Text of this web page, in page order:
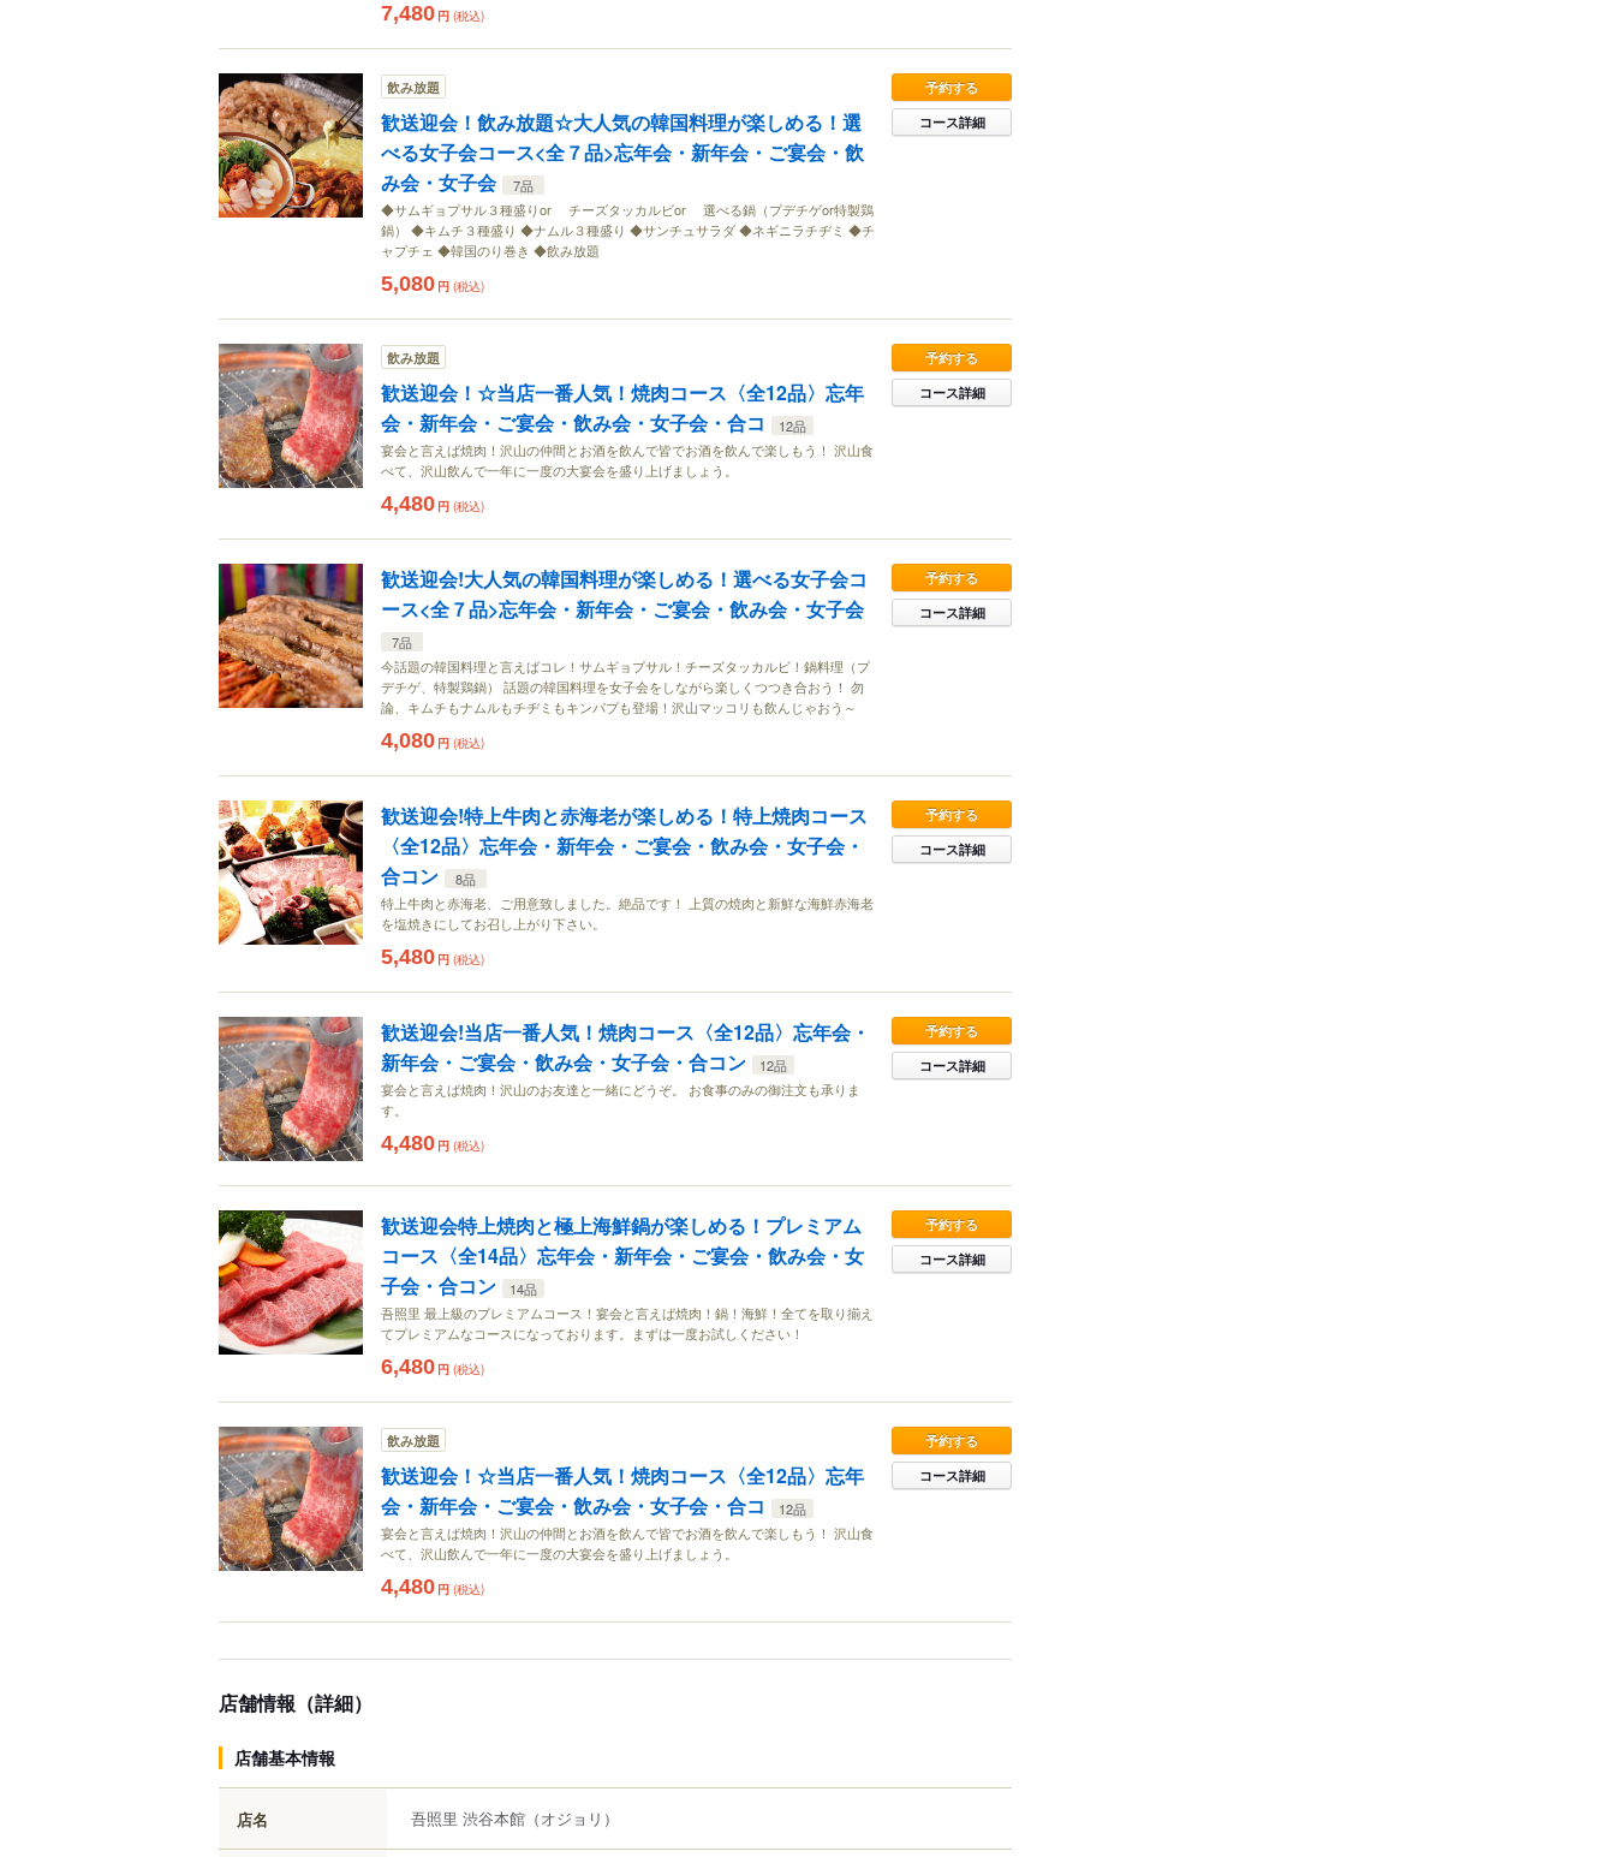
7,480 円 (税込)
飲み放題
歓送迎会！飲み放題☆大人気の韓国料理が楽しめる！選
べる女子会コース<全７品>忘年会・新年会・ご宴会・飲
み会・女子会
7品
◆サムギョプサル３種盛りor チーズタッカルビor 選べる鍋（プデチゲor特製鶏
鍋） ◆キムチ３種盛り ◆ナムル３種盛り ◆サンチュサラダ ◆ネギニラチヂミ ◆チ
ャプチェ ◆韓国のり巻き ◆飲み放題
予約する
コース詳細
5,080 円 (税込)
飲み放題
歓送迎会！☆当店一番人気！焼肉コース〈全12品〉忘年
会・新年会・ご宴会・飲み会・女子会・合コ
12品
宴会と言えば焼肉！沢山の仲間とお酒を飲んで皆でお酒を飲んで楽しもう！ 沢山食
べて、沢山飲んで一年に一度の大宴会を盛り上げましょう。
予約する
コース詳細
4,480 円 (税込)
歓送迎会!大人気の韓国料理が楽しめる！選べる女子会コ
ース<全７品>忘年会・新年会・ご宴会・飲み会・女子会
7品
今話題の韓国料理と言えばコレ！サムギョプサル！チーズタッカルビ！鍋料理（プ
デチゲ、特製鶏鍋） 話題の韓国料理を女子会をしながら楽しくつつき合おう！ 勿
論、キムチもナムルもチヂミもキンパプも登場！沢山マッコリも飲んじゃおう～
予約する
コース詳細
4,080 円 (税込)
歓送迎会!特上牛肉と赤海老が楽しめる！特上焼肉コース
〈全12品〉忘年会・新年会・ご宴会・飲み会・女子会・
合コン
8品
特上牛肉と赤海老、ご用意致しました。絶品です！ 上質の焼肉と新鮮な海鮮赤海老
を塩焼きにしてお召し上がり下さい。
予約する
コース詳細
5,480 円 (税込)
歓送迎会!当店一番人気！焼肉コース〈全12品〉忘年会・
新年会・ご宴会・飲み会・女子会・合コン
12品
宴会と言えば焼肉！沢山のお友達と一緒にどうぞ。 お食事のみの御注文も承りま
す。
予約する
コース詳細
4,480 円 (税込)
歓送迎会特上焼肉と極上海鮮鍋が楽しめる！プレミアム
コース〈全14品〉忘年会・新年会・ご宴会・飲み会・女
子会・合コン
14品
吾照里 最上級のプレミアムコース！宴会と言えば焼肉！鍋！海鮮！全てを取り揃え
てプレミアムなコースになっております。まずは一度お試しください！
予約する
コース詳細
6,480 円 (税込)
飲み放題
歓送迎会！☆当店一番人気！焼肉コース〈全12品〉忘年
会・新年会・ご宴会・飲み会・女子会・合コ
12品
宴会と言えば焼肉！沢山の仲間とお酒を飲んで皆でお酒を飲んで楽しもう！ 沢山食
べて、沢山飲んで一年に一度の大宴会を盛り上げましょう。
予約する
コース詳細
4,480 円 (税込)
店舗情報（詳細）
店舗基本情報
店名 吾照里 渋谷本館 （オジョリ）